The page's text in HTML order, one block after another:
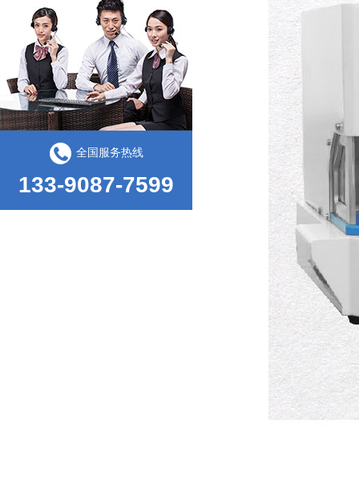
淋雨试验相关标准
全国服务热线
133-9087-7599